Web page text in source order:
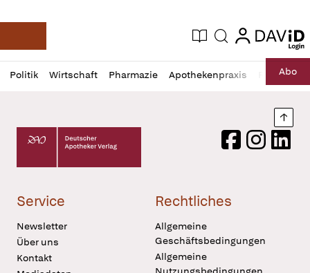
Deutsche Apotheker Zeitung
Aktuelle Ausgabe
Suche login
login
Politik Wirtschaft Pharmazie Apothekenpraxis RechtAbo
Profil
öffnen
Daz
Pur
Deutscher Apotheker Verlag Logo
FacebookInstagram
Service
Newsletter
Über uns
Kontakt
Rechtliches
Allgemeine
Geschäftsbedingungen
Allgemeine